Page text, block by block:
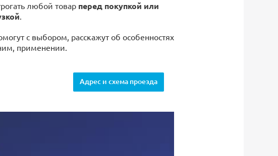
любой товар перед покупкой или
.
с выбором, расскажут об особенностях
применении.
Адрес и схема проезда